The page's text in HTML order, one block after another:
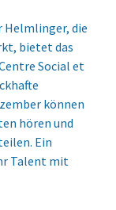
Helmlinger, die
bietet das
Social et
können
hören und
Ein
Talent mit